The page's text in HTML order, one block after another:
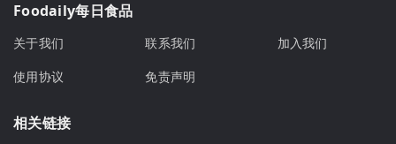
Foodaily每日食品
关于我们 联系我们
加入我们
使用协议
免责声明
相关链接